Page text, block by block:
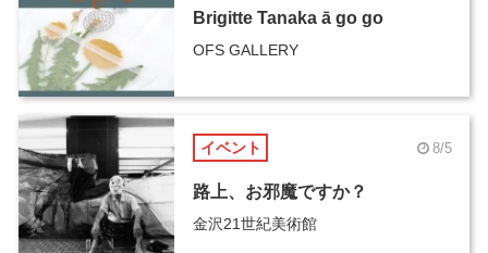
Brigitte Tanaka ā go go
OFS GALLERY
イベント 8/5
路上、お邪魔ですか？
金沢21世紀美術館